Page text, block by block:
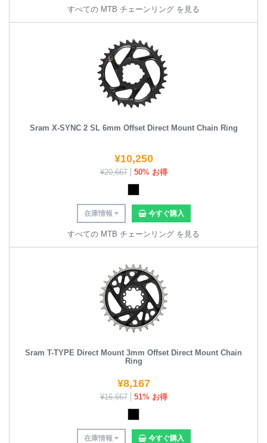
すべての MTB チェーンリング を見る
Sram X-SYNC 2 SL 6mm Offset Direct Mount Chain Ring
¥10,250
¥20,667 50% お得
在庫情報 今すぐ購入
すべての MTB チェーンリング を見る
Sram T-TYPE Direct Mount 3mm Offset Direct Mount Chain
Ring
¥8,167
¥16,667 51% お得
在庫情報 今すぐ購入